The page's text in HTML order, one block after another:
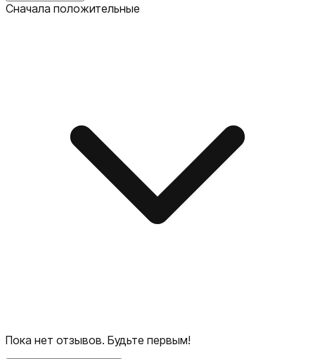
Сначала положительные
Пока нет отзывов. Будьте первым!